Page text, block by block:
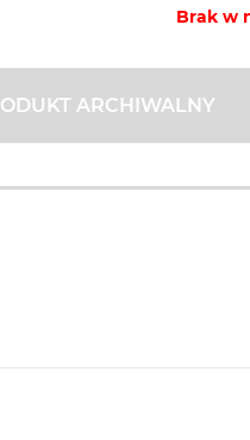
Brak w
ARCHIWALNY